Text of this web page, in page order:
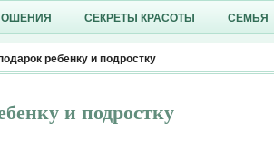
СЕКРЕТЫ КРАСОТЫ СЕМЬЯ
ребенку и подростку
и подростку